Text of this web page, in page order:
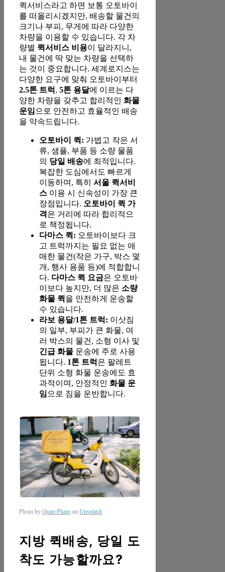
퀵서비스라고 하면 보통 오토바이
를 떠올리시겠지만, 배송할 물건의
크기나 부피, 무게에 따라 다양한
차량을 이용할 수 있습니다. 각 차
량별 퀵서비스 비용이 달라지니,
내 물건에 딱 맞는 차량을 선택하
는 것이 중요합니다. 세계로지스는
다양한 요구에 맞춰 오토바이부터
2.5톤 트럭 , 5톤 용달에 이르는 다
양한 차량을 갖추고 합리적인 화물
운임 으로 안전하고 효율적인 배송
을 약속드립니다.
오토바이 퀵: 가볍고 작은 서
류, 샘플, 부품 등 소량 물품
의 당일 배송에 최적입니다.
복잡한 도심에서도 빠르게
이동하며, 특히 서울 퀵서비
스 이용 시 신속성이 가장 큰
장점입니다. 오토바이 퀵 가
격은 거리에 따라 합리적으
로 책정됩니다.
다마스 퀵: 오토바이보다 크
고 트럭까지는 필요 없는 애
매한 물건(작은 가구, 박스 몇
개, 행사 용품 등)에 적합합니
다. 다마스 퀵 요금은 오토바
이보다 높지만, 더 많은 소량
화물 퀵 을 안전하게 운송할
수 있습니다.
라보 용달/1톤 트럭: 이삿짐
의 일부, 부피가 큰 화물, 여
러 박스의 물건, 소형 이사 및
긴급 화물 운송에 주로 사용
됩니다. 1톤 트럭 은 팔레트
단위 소형 화물 운송에도 효
과적이며, 안정적인 화물 운
임 으로 짐을 운반합니다.
Photo by Quan Pham on Unsplash
지방 퀵배송, 당일 도
착도 가능할까요?